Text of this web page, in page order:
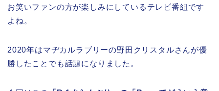
お笑いファンの方が楽しみにしているテレビ番組です
よね。
2020年はマヂカルラブリーの野田クリスタルさんが優
勝したことでも話題になりました。